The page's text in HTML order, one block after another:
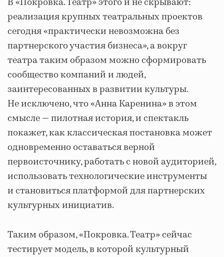
реализация крупных театральных проектов
сегодня «практически невозможна без
партнерского участия бизнеса», а вокруг
театра таким образом можно сформировать
сообщество компаний и людей,
заинтересованных в развитии культуры.
Не исключено, что «Анна Каренина» в этом
смысле — пилотная история, и спектакль
покажет, как классическая постановка может
одновременно оставаться верной
первоисточнику, работать с новой аудиторией,
использовать технологические инструменты
и становиться платформой для партнерских
культурных инициатив.
Таким образом, «Покровка. Театр» сейчас
тестирует модель, в которой культурный